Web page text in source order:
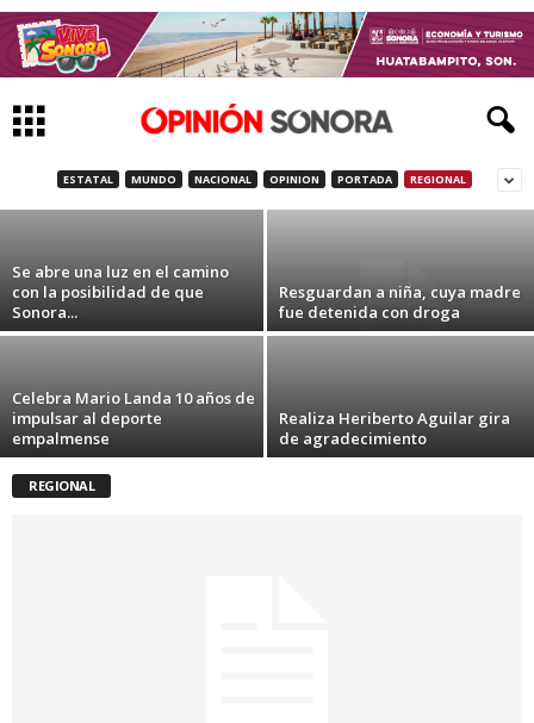
ESTATAL MUNDO NACIONAL OPINION PORTADA REGIONAL
Deja comandante Echeverría «El Che»
7 de septiembre de 2021
Se abre una luz en el camino
con la posibilidad de que
Sonora...
Resguardan a niña, cuya madre
fue detenida con droga
Celebra Mario Landa 10 años de
impulsar al deporte
empalmense
Realiza Heriberto Aguilar gira
de agradecimiento
REGIONAL